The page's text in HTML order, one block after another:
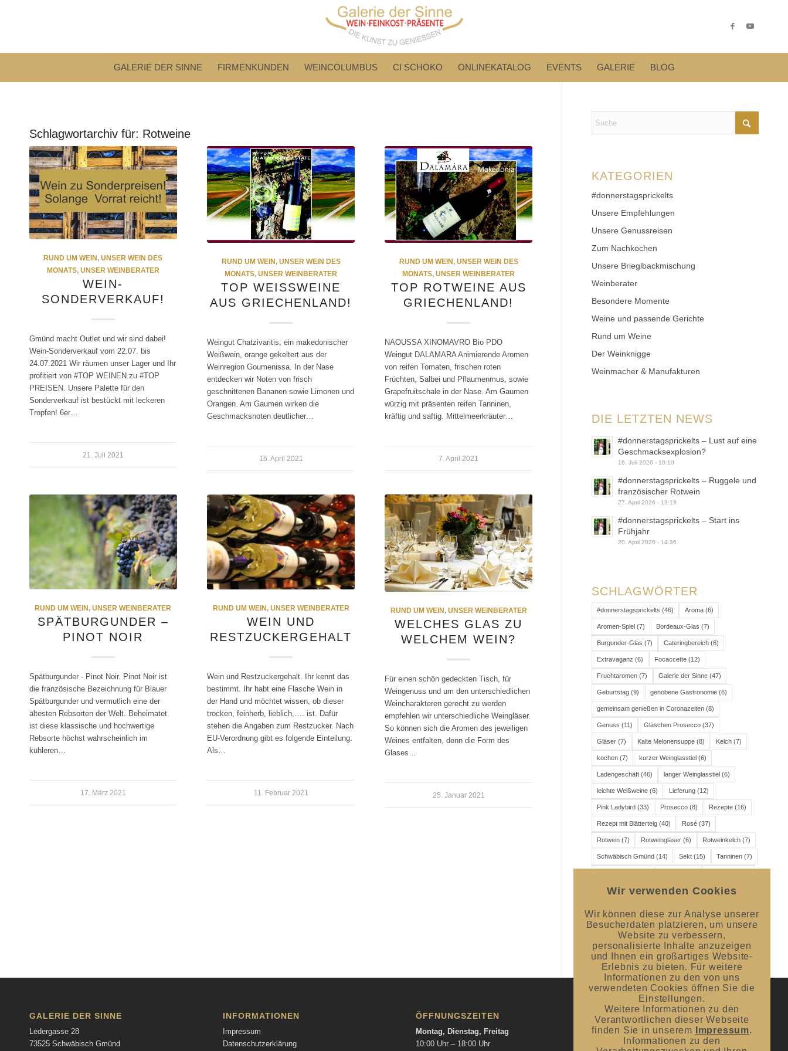
GALERIE DER SINNE FIRMENKUNDEN WEINCOLUMBUS CI SCHOKO ONLINEKATALOG EVENTS GALERIE BLOG
Schlagwortarchiv für: Rotweine
RUND UM WEIN ,UNSER WEIN DES
MONATS, UNSER WEINBERATER
WEIN-
SONDERVERKAUF!
Gmünd macht Outlet und wir sind dabei!
Wein-Sonderverkauf vom 22.07. bis
24.07.2021 Wir räumen unser Lager und Ihr
profitiert von #TOP WEINEN zu #TOP
PREISEN. Unsere Palette für den
Sonderverkauf ist bestückt mit leckeren
Tropfen! 6er…
21. Juli 2021
RUND UM WEIN , UNSER WEIN DES
MONATS,UNSER WEINBERATER
TOP WEISSWEINE A
US GRIECHENLAND!
Weingut Chatzivaritis, ein makedonischer
Weißwein, orange gekeltert aus der
Weinregion Goumenissa. In der Nase
entdecken wir Noten von frisch
geschnittenen Bananen sowie Limonen und
Orangen. Am Gaumen wirken die
Geschmacksnoten deutlicher…
16. April 2021
RUND UM WEIN , UNSER WEIN DES
MONATS,UNSER WEINBERATER
TOP ROTWEINE AUS
GRIECHENLAND!
NAOUSSA XINOMAVRO Bio PDO
Weingut DALAMARA Animierende Aromen
von reifen Tomaten, frischen roten
Früchten, Salbei und Pflaumenmus, sowie
Grapefruitschale in der Nase. Am Gaumen
würzig mit präsenten reifen Tanninen,
kräftig und saftig. Mittelmeerkräuter…
7. April 2021
RUND UM WEIN,UNSER WEINBERATER
SPÄTBURGUNDER –
PINOT NOIR
Spätburgunder - Pinot Noir. Pinot Noir ist
die französische Bezeichnung für Blauer
Spätburgunder und vermutlich eine der
ältesten Rebsorten der Welt. Beheimatet
ist diese klassische und hochwertige
Rebsorte höchst wahrscheinlich im
kühleren…
17. März 2021
RUND UM WEIN , UNSER WEINBERATER
WEIN UND
RESTZUCKERGEHALT
Wein und Restzuckergehalt. Ihr kennt das
bestimmt. Ihr habt eine Flasche Wein in
der Hand und möchtet wissen, ob dieser
trocken, feinherb, lieblich,…. ist. Dafür
stehen die Angaben zum Restzucker. Nach
EU-Verordnung gibt es folgende Einteilung:
Als…
11. Februar 2021
RUND UM WEIN, UNSER WEINBERATER
WELCHES GLAS ZU
WELCHEM WEIN?
Für einen schön gedeckten Tisch, für
Weingenuss und um den unterschiedlichen
Weincharakteren gerecht zu werden
empfehlen wir unterschiedliche Weingläser.
So können sich die Aromen des jeweiligen
Weines entfalten, denn die Form des
Glases…
25. Januar 2021
KATEGORIEN
#donnerstagsprickelts
Unsere Empfehlungen
Unsere Genussreisen
Zum Nachkochen
Unsere Brieglbackmischung
Weinberater
Besondere Momente
Weine und passende Gerichte
Rund um Weine
Der Weinknigge
Weinmacher & Manufakturen
DIE LETZTEN NEWS
#donnerstagsprickelts – Lust auf eine
Geschmacksexplosion?
16. Juli 2026 - 10:10
#donnerstagsprickelts – Ruggele und
französischer Rotwein
27. April 2026 - 13:19
#donnerstagsprickelts – Start ins
Frühjahr
20. April 2026 - 14:36
SCHLAGWÖRTER
#donnerstagsprickelts (46) Aroma (6)
Aromen-Spiel (7) Bordeaux-Glas (7)
Burgunder-Glas (7) Cateringbereich (6)
Extravaganz (6) Focaccette (12)
Fruchtaromen (7) Galerie der Sinne (47)
Geburtstag (9) gehobene Gastronomie (6)
gemeinsam genießen in Coronazeiten (8)
Genuss (11) Gläschen Prosecco (37)
Gläser (7) Kalte Melonensuppe (8) Kelch (7)
kochen (7) kurzer Weinglasstiel (6)
Ladengeschäft (46) langer Weinglasstiel (6)
leichte Weißweine (6) Lieferung (12)
Pink Ladybird (33) Prosecco (8) Rezepte (16)
Rezept mit Blätterteig (40) Rosé (37)
Rotwein (7) Rotweingläser (6) Rotweinkelch (7)
Schwäbisch Gmünd (14) Sekt (15) Tanninen (7)
Wein(16) Weincharaktere(6) Weingenuss
Weißweinkelch(7)
GALERIE DER SINNE
Ledergasse 28
73525 Schwäbisch Gmünd
INFORMATIONEN
Impressum
Datenschutzerklärung
ÖFFNUNGSZEITEN
Montag, Dienstag, Freitag
10:00 Uhr – 18:00 Uhr
UNSER BLOG
#donnerstagsprickelts – Lust auf eine
Geschmacksexplosion?
Wir verwenden Cookies
Wir können diese zur Analyse unserer
Besucherdaten platzieren, um unsere
Website zu verbessern,
personalisierte Inhalte anzuzeigen
und Ihnen ein großartiges Website-
Erlebnis zu bieten. Für weitere
Informationen zu den von uns
verwendeten Cookies öffnen Sie die
Einstellungen.
Weitere Informationen zu den
Verantwortlichen dieser Webseite
finden Sie in unserem
Impressum.
Informationen zu den